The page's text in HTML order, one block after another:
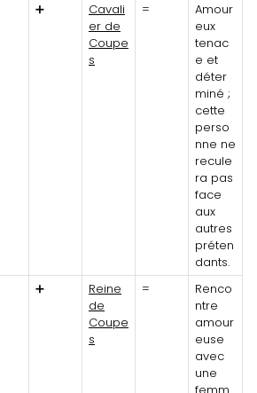
➕
Cavali
er de
Coupe
s
=
Amour
eux
tenac
e et
déter
miné ;
cette
perso
nne ne
recule
ra pas
face
aux
autres
préten
dants.
➕
Reine
de
Coupe
s
=
Renco
ntre
amour
euse
avec
une